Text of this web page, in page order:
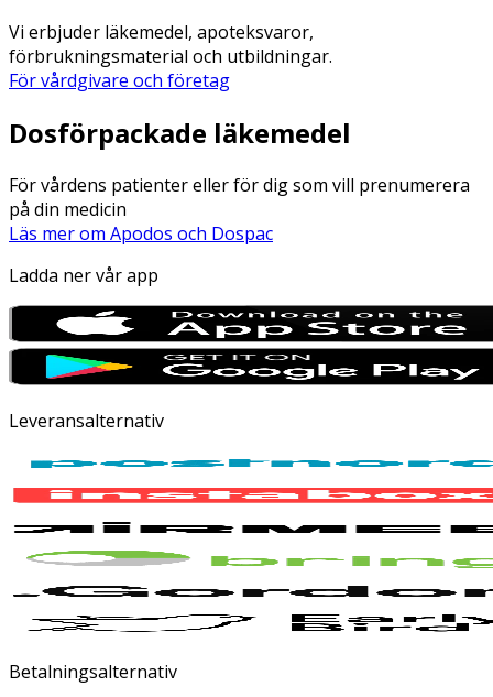
Vi erbjuder läkemedel, apoteksvaror,
förbrukningsmaterial och utbildningar.
För vårdgivare och företag
Dosförpackade läkemedel
För vårdens patienter eller för dig som vill prenumerera
på din medicin
Läs mer om Apodos och Dospac
Ladda ner vår app
Leveransalternativ
Betalningsalternativ